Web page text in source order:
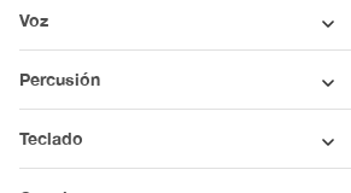
Voz
Percusión
Teclado